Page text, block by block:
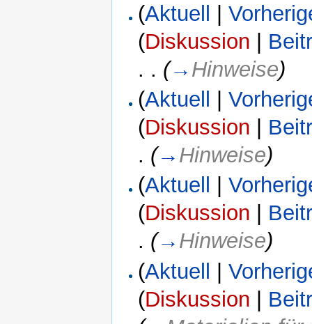
(Aktuell |
(Diskussion
. . (→ Hinweise)
(Aktuell |
(Diskussion
. (→ Hinweise)
(Aktuell |
(Diskussion
. (→ Hinweise)
(Aktuell |
(Diskussion |